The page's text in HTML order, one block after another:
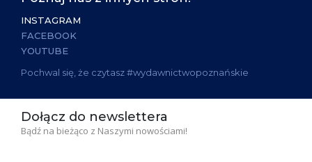
INSTAGRAM
FACEBOOK
YOUTUBE
Pochwal się, że czytasz #wydawnictwopoznańskie
Dołącz do newslettera
Bądź na bieżąco z Naszymi nowościami!